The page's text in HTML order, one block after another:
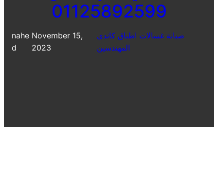
01125892599
nahe
d
November 15,
2023
صيانة غسالات اطباق كاندي
المهندسين